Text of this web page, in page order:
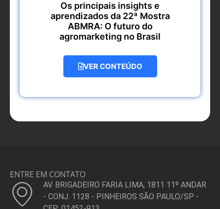
Os principais insights e
aprendizados da 22ª Mostra
ABMRA: O futuro do
agromarketing no Brasil
VER CONTEÚDO
ENTRE EM CONTATO
AV. BRIGADEIRO FARIA LIMA, 1811 11º ANDAR
- CONJ. 1128 - PINHEIROS SÃO PAULO/SP -